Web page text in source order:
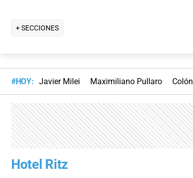
+ SECCIONES
#HOY: Javier Milei Maximiliano Pullaro Colón
Hotel Ritz